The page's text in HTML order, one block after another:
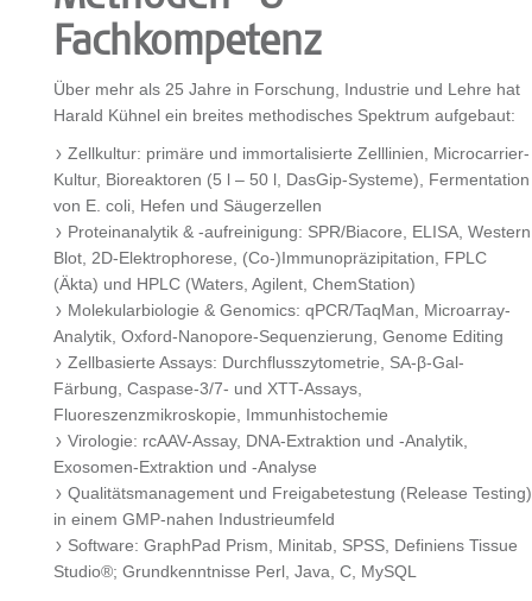
Fachkompetenz
Über mehr als 25 Jahre in Forschung, Industrie und Lehre hat
Harald Kühnel ein breites methodisches Spektrum aufgebaut:
Zellkultur: primäre und immortalisierte Zelllinien, Microcarrier-
Kultur, Bioreaktoren (5 l – 50 l, DasGip-Systeme), Fermentation
von E. coli, Hefen und Säugerzellen
Proteinanalytik & -aufreinigung: SPR/Biacore, ELISA, Western
Blot, 2D-Elektrophorese, (Co-)Immunopräzipitation, FPLC
(Äkta) und HPLC (Waters, Agilent, ChemStation)
Molekularbiologie & Genomics: qPCR/TaqMan, Microarray-
Analytik, Oxford-Nanopore-Sequenzierung, Genome Editing
Zellbasierte Assays: Durchflusszytometrie, SA-β-Gal-
Färbung, Caspase-3/7- und XTT-Assays,
Fluoreszenzmikroskopie, Immunhistochemie
Virologie: rcAAV-Assay, DNA-Extraktion und -Analytik,
Exosomen-Extraktion und -Analyse
Qualitätsmanagement und Freigabetestung (Release Testing)
in einem GMP-nahen Industrieumfeld
Software: GraphPad Prism, Minitab, SPSS, Definiens Tissue
Studio®; Grundkenntnisse Perl, Java, C, MySQL